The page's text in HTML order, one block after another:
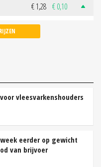
€ 1,28 € 0,10
vleesvarkenshouders
eerder op gewicht
van brijvoer